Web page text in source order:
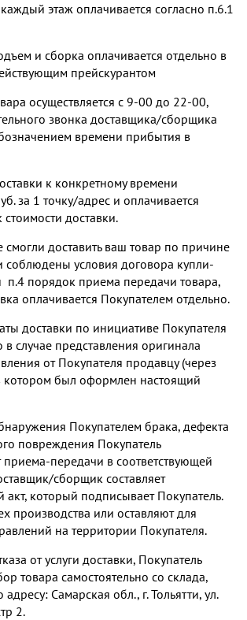
этаж оплачивается согласно п.6.1
и сборка оплачивается отдельно в
прейскурантом
осуществляется с 9-00 до 22-00,
звонка доставщика/сборщика
времени прибытия в
к конкретному времени
за 1 точку/адрес и оплачивается
доставки.
доставить ваш товар по причине
соблюдены условия договора купли-
порядок приема передачи товара,
оплачивается Покупателем отдельно.
доставки по инициативе Покупателя
случае представления оригинала
от Покупателя продавцу (через
котором был оформлен настоящий
Покупателем брака, дефекта
повреждения Покупатель
приема-передачи в соответствующей
сборщик составляет
который подписывает Покупатель.
производства или оставляют для
на территории Покупателя.
от услуги доставки, Покупатель
товара самостоятельно со склада,
Самарская обл., г. Тольятти, ул.
2.